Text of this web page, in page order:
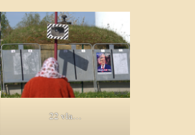
22 vla…